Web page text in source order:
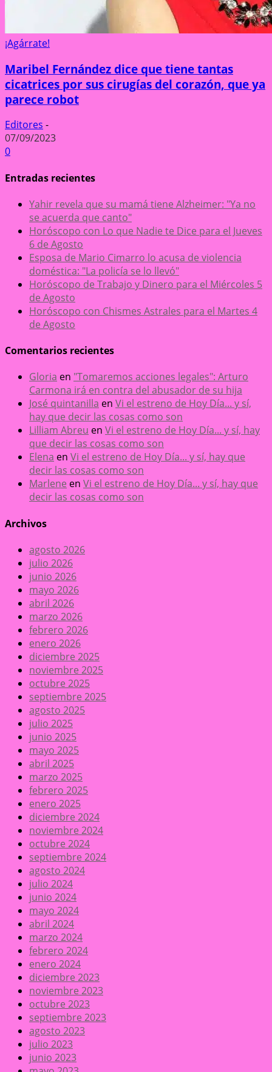
¡Agárrate!
Maribel Fernández dice que tiene tantas
cicatrices por sus cirugías del corazón, que ya
parece robot
Editores -
07/09/2023
0
Entradas recientes
Yahir revela que su mamá tiene Alzheimer: "Ya no
se acuerda que canto"
Horóscopo con Lo que Nadie te Dice para el Jueves
6 de Agosto
Esposa de Mario Cimarro lo acusa de violencia
doméstica: "La policía se lo llevó"
Horóscopo de Trabajo y Dinero para el Miércoles 5
de Agosto
Horóscopo con Chismes Astrales para el Martes 4
de Agosto
Comentarios recientes
Gloria en "Tomaremos acciones legales": Arturo
Carmona irá en contra del abusador de su hija
José quintanilla en Vi el estreno de Hoy Día... y sí,
hay que decir las cosas como son
Lilliam Abreu en Vi el estreno de Hoy Día... y sí, hay
que decir las cosas como son
Elena en Vi el estreno de Hoy Día... y sí, hay que
decir las cosas como son
Marlene en Vi el estreno de Hoy Día... y sí, hay que
decir las cosas como son
Archivos
agosto 2026
julio 2026
junio 2026
mayo 2026
abril 2026
marzo 2026
febrero 2026
enero 2026
diciembre 2025
noviembre 2025
octubre 2025
septiembre 2025
agosto 2025
julio 2025
junio 2025
mayo 2025
abril 2025
marzo 2025
febrero 2025
enero 2025
diciembre 2024
noviembre 2024
octubre 2024
septiembre 2024
agosto 2024
julio 2024
junio 2024
mayo 2024
abril 2024
marzo 2024
febrero 2024
enero 2024
diciembre 2023
noviembre 2023
octubre 2023
septiembre 2023
agosto 2023
julio 2023
junio 2023